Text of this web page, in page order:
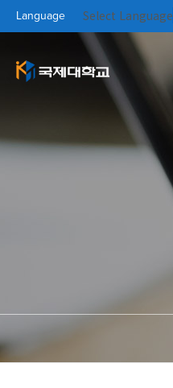
Language Select Language